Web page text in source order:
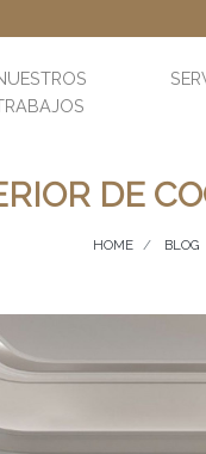
DE
HOME BLOG